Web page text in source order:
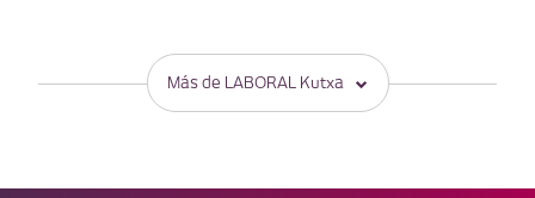
Más de LABORAL Kutxa
Ahorro e inversión
Empresas